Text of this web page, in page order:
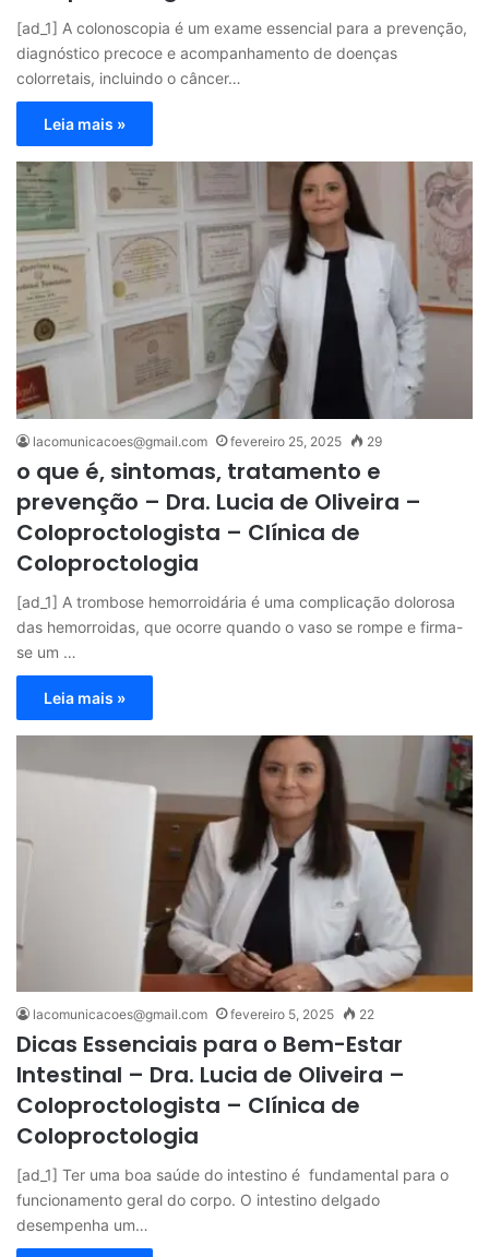
[ad_1] A colonoscopia é um exame essencial para a prevenção,
diagnóstico precoce e acompanhamento de doenças
colorretais, incluindo o câncer…
Leia mais »
lacomunicacoes@gmail.com fevereiro 25, 2025 29
o que é, sintomas, tratamento e
prevenção – Dra. Lucia de Oliveira –
Coloproctologista – Clínica de
Coloproctologia
[ad_1] A trombose hemorroidária é uma complicação dolorosa
das hemorroidas, que ocorre quando o vaso se rompe e firma-
se um …
Leia mais »
lacomunicacoes@gmail.com fevereiro 5, 2025 22
Dicas Essenciais para o Bem-Estar
Intestinal – Dra. Lucia de Oliveira –
Coloproctologista – Clínica de
Coloproctologia
[ad_1] Ter uma boa saúde do intestino é fundamental para o
funcionamento geral do corpo. O intestino delgado
desempenha um…